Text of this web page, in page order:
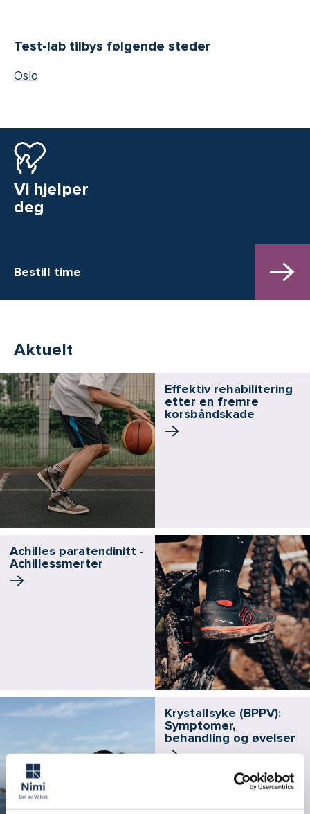
Test-lab tilbys følgende steder
Oslo
Vi hjelper
deg
Bestill time
Aktuelt
Effektiv rehabilitering
etter en fremre
korsbånd­skade
Achilles paratendinitt -
Achillessmerter
Krystallsyke (BPPV):
Symptomer,
behandling og øvelser